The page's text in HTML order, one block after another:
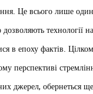
Це всього лише
дозволяють технології
в епоху фактів.
перспективі
джерел, обернеться